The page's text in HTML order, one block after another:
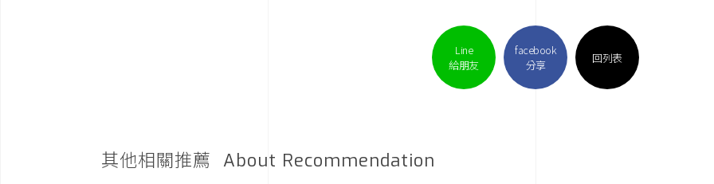
Line
給朋友
facebook
分享
回列表
其他相關推薦 About Recommendation